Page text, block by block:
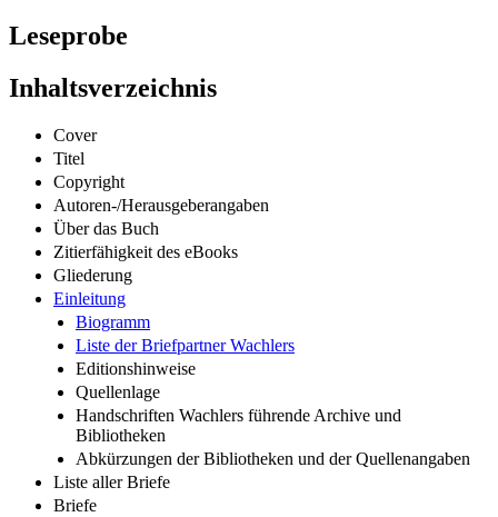
Leseprobe
Inhaltsverzeichnis
Cover
Titel
Copyright
Autoren-/Herausgeberangaben
Über das Buch
Zitierfähigkeit des eBooks
Gliederung
Einleitung
Biogramm
Liste der Briefpartner Wachlers
Editionshinweise
Quellenlage
Handschriften Wachlers führende Archive und
Bibliotheken
Abkürzungen der Bibliotheken und der Quellenangaben
Liste aller Briefe
Briefe